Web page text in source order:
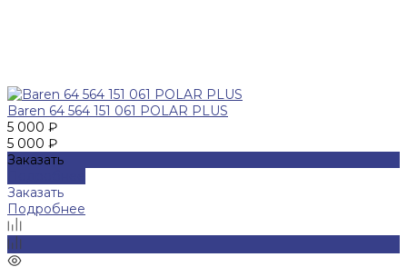
Baren 64 564 151 061 POLAR PLUS
5 000 ₽
5 000 ₽
Заказать
Заказать
Подробнее